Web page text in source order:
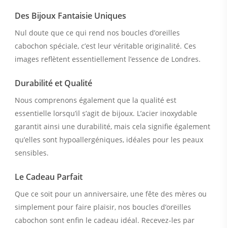
Des Bijoux Fantaisie Uniques
Nul doute que ce qui rend nos boucles d’oreilles
cabochon spéciale, c’est leur véritable originalité. Ces
images reflètent essentiellement l’essence de Londres.
Durabilité et Qualité
Nous comprenons également que la qualité est
essentielle lorsqu’il s’agit de bijoux. L’acier inoxydable
garantit ainsi une durabilité, mais cela signifie également
qu’elles sont hypoallergéniques, idéales pour les peaux
sensibles.
Le Cadeau Parfait
Que ce soit pour un anniversaire, une fête des mères ou
simplement pour faire plaisir, nos boucles d’oreilles
cabochon sont enfin le cadeau idéal. Recevez-les par